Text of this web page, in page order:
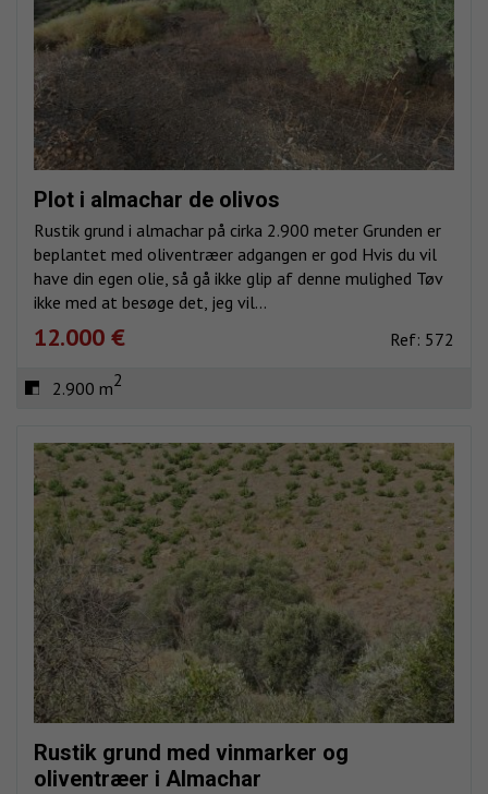
Plot i almachar de olivos
Rustik grund i almachar på cirka 2.900 meter Grunden er
beplantet med oliventræer adgangen er god Hvis du vil
have din egen olie, så gå ikke glip af denne mulighed Tøv
ikke med at besøge det, jeg vil...
12.000 € Ref: 572
2.900 m2
Rustik grund med vinmarker og
oliventræer i Almachar